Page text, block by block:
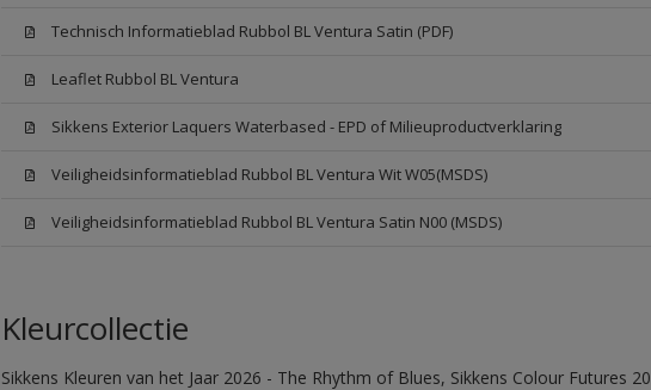
Technisch Informatieblad Rubbol BL Ventura Satin (PDF)
Leaflet Rubbol BL Ventura
Sikkens Exterior Laquers Waterbased - EPD of Milieuproductverklaring
Veiligheidsinformatieblad Rubbol BL Ventura Wit W05(MSDS)
Veiligheidsinformatieblad Rubbol BL Ventura Satin N00 (MSDS)
Kleurcollectie
Sikkens Kleuren van het Jaar 2026 - The Rhythm of Blues, Sikkens Colour Futures